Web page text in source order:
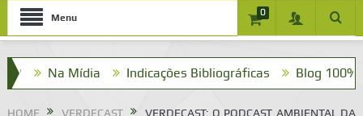
Menu 0
Na Mídia Indicações Bibliográficas Blog 100% Verde
HOME VERDECAST
VERDECAST: O PODCAST AMBIENTAL DA